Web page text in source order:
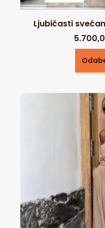
Ljubičasti